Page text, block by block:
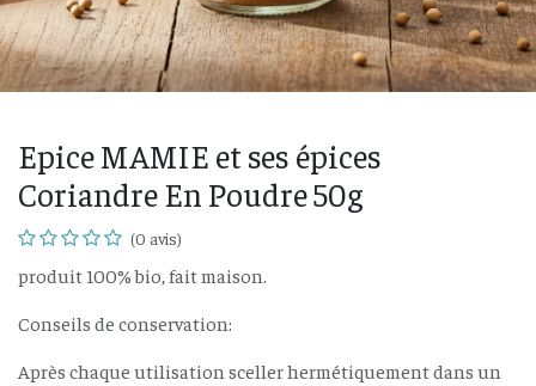
Epice MAMIE et ses épices
Coriandre En Poudre 50g
(0 avis)
produit 100% bio, fait maison.
Conseils de conservation:
Après chaque utilisation sceller hermétiquement dans un